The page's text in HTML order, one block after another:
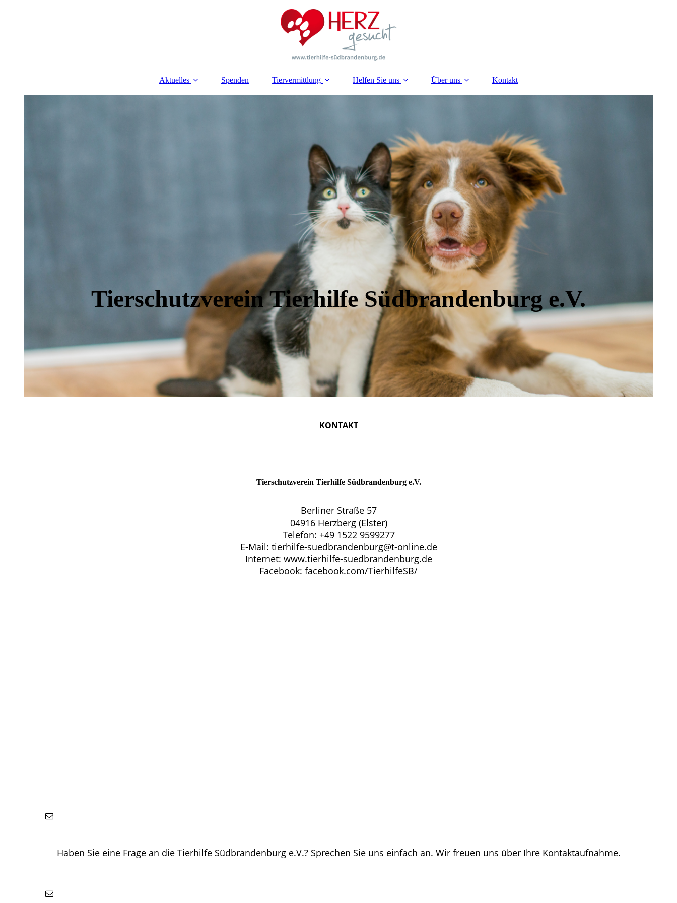
Aktuelles Spenden Tiervermittlung Helfen Sie uns Über uns Kontakt
Tierschutzverein Tierhilfe Südbrandenburg e.V.
KONTAKT
Tierschutzverein Tierhilfe Südbrandenburg e.V.
Berliner Straße 57
04916 Herzberg (Elster)
Telefon: +49 1522 9599277
E-Mail: tierhilfe-suedbrandenburg@t-online.de
Internet: www.tierhilfe-suedbrandenburg.de
Facebook: facebook.com/TierhilfeSB/
Haben Sie eine Frage an die Tierhilfe Südbrandenburg e.V.? Sprechen Sie uns einfach an. Wir freuen uns über Ihre Kontaktaufnahme.